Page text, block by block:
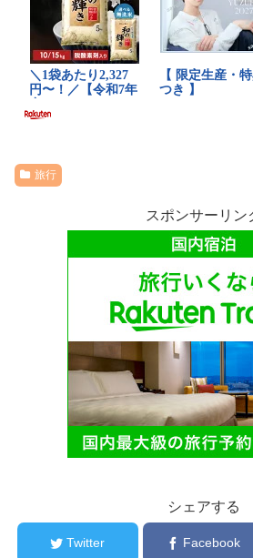
旅行
スポンサーリン
シェアする
Twitter Facebook